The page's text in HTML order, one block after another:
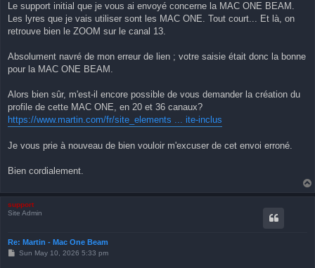
Le support initial que je vous ai envoyé concerne la MAC ONE BEAM.
Les lyres que je vais utiliser sont les MAC ONE. Tout court... Et là, on
retrouve bien le ZOOM sur le canal 13.
Absolument navré de mon erreur de lien ; votre saisie était donc la bonne
pour la MAC ONE BEAM.
Alors bien sûr, m'est-il encore possible de vous demander la création du
profile de cette MAC ONE, en 20 et 36 canaux?
https://www.martin.com/fr/site_elements ... ite-inclus
Je vous prie à nouveau de bien vouloir m'excuser de cet envoi erroné.
Bien cordialement.
support
Site Admin
Re: Martin - Mac One Beam
PSun May 10, 2026 5:33 pm